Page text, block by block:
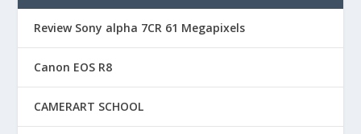
Review Sony alpha 7CR 61 Megapixels
Canon EOS R8
CAMERART SCHOOL